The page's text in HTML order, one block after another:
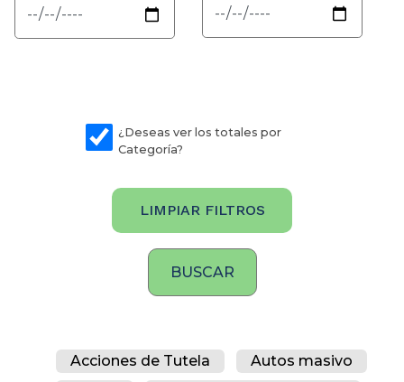
¿Deseas ver los totales por
Categoría?
LIMPIAR FILTROS
Acciones de Tutela
Autos masivo